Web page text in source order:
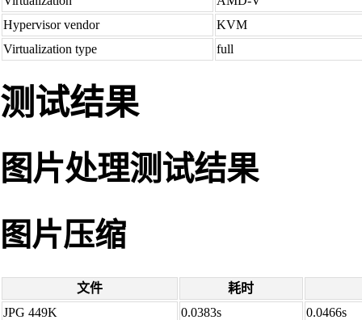
Hypervisor vendor
KVM
Virtualization type
full
测试结果
图片处理测试结果
图片压缩
文件
耗时
JPG 449K
0.0383s
0.0466s